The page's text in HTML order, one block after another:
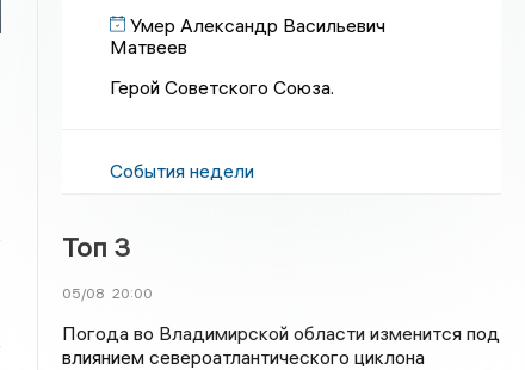
Умер Александр Васильевич
Матвеев
Герой Советского Союза.
События недели
Топ 3
05/08 20:00
Погода во Владимирской области изменится под
влиянием североатлантического циклона